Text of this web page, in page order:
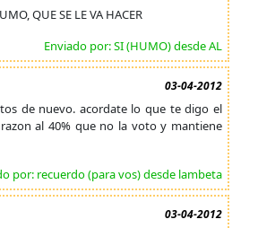
QUE SE LE VA HACER
Enviado por: SI (HUMO) desde AL
03-04-2012
de nuevo. acordate lo que te digo el
al 40% que no la voto y mantiene
por: recuerdo (para vos) desde lambeta
03-04-2012